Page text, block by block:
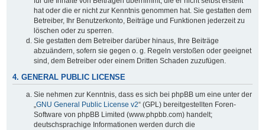
hat oder die er nicht zur Kenntnis genommen hat. Sie gestatten dem
Betreiber, Ihr Benutzerkonto, Beiträge und Funktionen jederzeit zu
löschen oder zu sperren.
Sie gestatten dem Betreiber darüber hinaus, Ihre Beiträge
abzuändern, sofern sie gegen o. g. Regeln verstoßen oder geeignet
sind, dem Betreiber oder einem Dritten Schaden zuzufügen.
4. GENERAL PUBLIC LICENSE
Sie nehmen zur Kenntnis, dass es sich bei phpBB um eine unter der
„GNU General Public License v2“ (GPL) bereitgestellten Foren-
Software von phpBB Limited (www.phpbb.com) handelt;
deutschsprachige Informationen werden durch die